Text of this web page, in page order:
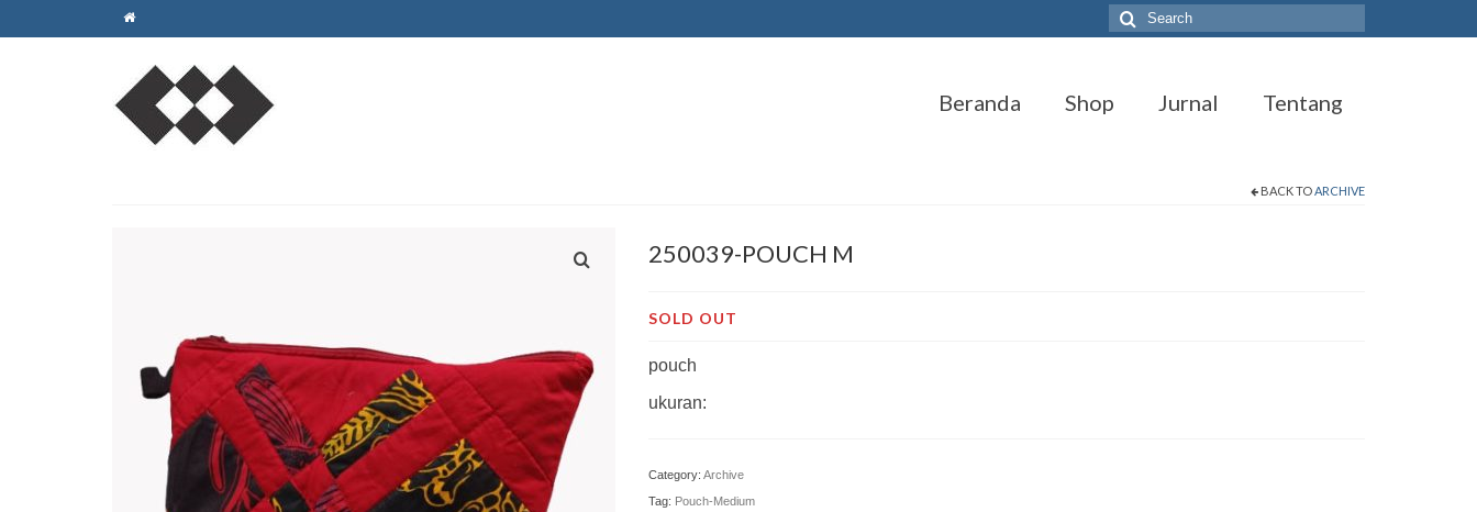
Search
for:
Beranda Shop Jurnal Tentang
BACK TOARCHIVE
250039-POUCH M
SOLD OUT
pouch
ukuran:
Category: Archive
Tag: Pouch-Medium